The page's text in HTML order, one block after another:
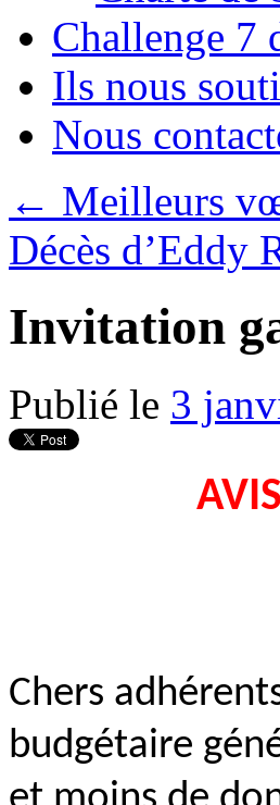
Challenge 7
Ils nous
Nous
← Meilleurs
Décès d’Eddy
Invitation
Publié le 3
Chers
budgétaire